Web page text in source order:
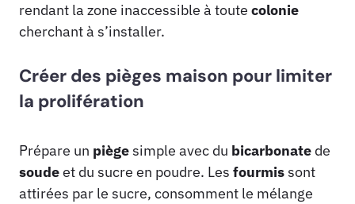
rendant la zone inaccessible à toute colonie
cherchant à s’installer.
Créer des pièges maison pour limiter
la prolifération
Prépare un piègesimple avec du bicarbonate de
soudeet du sucre en poudre. Les fourmissont
attirées par le sucre, consomment le mélange